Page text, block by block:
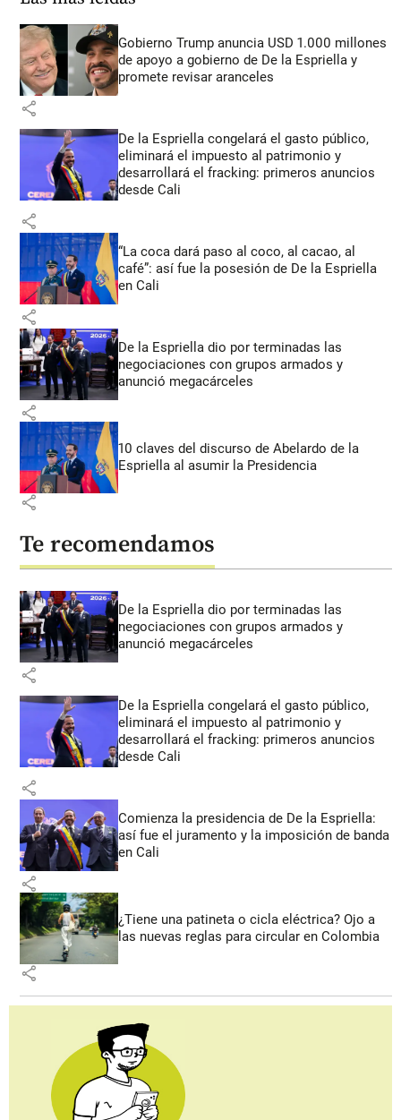
Gobierno Trump anuncia USD 1.000 millones
de apoyo a gobierno de De la Espriella y
promete revisar aranceles
share
De la Espriella congelará el gasto público,
eliminará el impuesto al patrimonio y
desarrollará el fracking: primeros anuncios
desde Cali
share
“La coca dará paso al coco, al cacao, al
café”: así fue la posesión de De la Espriella
en Cali
share
De la Espriella dio por terminadas las
negociaciones con grupos armados y
anunció megacárceles
share
10 claves del discurso de Abelardo de la
Espriella al asumir la Presidencia
share
Te recomendamos
De la Espriella dio por terminadas las
negociaciones con grupos armados y
anunció megacárceles
share
De la Espriella congelará el gasto público,
eliminará el impuesto al patrimonio y
desarrollará el fracking: primeros anuncios
desde Cali
share
Comienza la presidencia de De la Espriella:
así fue el juramento y la imposición de banda
en Cali
share
¿Tiene una patineta o cicla eléctrica? Ojo a
las nuevas reglas para circular en Colombia
share